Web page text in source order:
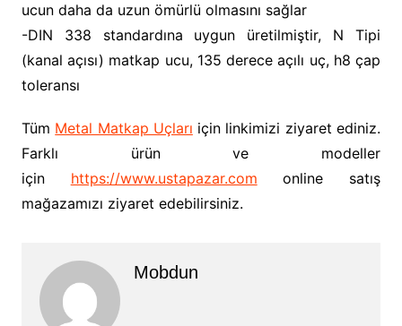
ucun daha da uzun ömürlü olmasını sağlar
-DIN 338 standardına uygun üretilmiştir, N Tipi
(kanal açısı) matkap ucu, 135 derece açılı uç, h8 çap
toleransı
Tüm Metal Matkap Uçları için linkimizi ziyaret ediniz.
Farklı ürün ve modeller
için https://www.ustapazar.com online satış
mağazamızı ziyaret edebilirsiniz.
Mobdun